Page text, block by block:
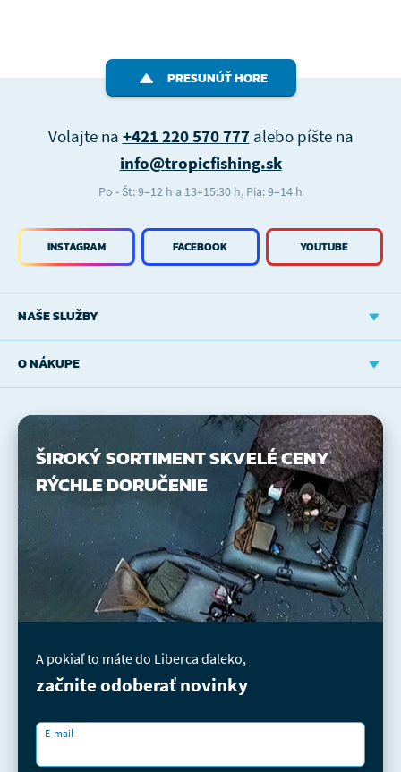
PRESUNÚŤ HORE
NAŠE SLUŽBY
O NÁKUPE
INSTAGRAM FACEBOOK YOUTUBE
Volajte na +421 220 570 777alebo píšte na
info@tropicfishing.sk
Po - Št: 9–12 h a 13–15:30 h, Pia: 9–14 h
ŠIROKÝ SORTIMENTSKVELÉ CENY
RÝCHLE DORUČENIE
A pokiaľ to máte do Liberca ďaleko,
začnite odoberať novinky
E-mail